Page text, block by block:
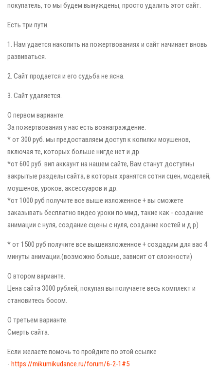
покупатель, то мы будем вынуждены, просто удалить этот сайт.
Есть три пути.
1. Нам удается накопить на пожертвованиях и сайт начинает вновь
развиваться.
2. Сайт продается и его судьба не ясна.
3. Сайт удаляется.
О первом варианте.
За пожертвования у нас есть вознаграждение.
* от 300 руб. мы предоставляем доступ к копилки моушенов,
включая те, которых больше нигде нет и др.
*от 600 руб. вип аккаунт на нашем сайте, Вам станут доступны
закрытые разделы сайта, в которых хранятся сотни сцен, моделей,
моушенов, уроков, аксессуаров и др.
*от 1000 руб получите все выше изложенное + вы сможете
заказывать бесплатно видео уроки по ммд, такие как - создание
анимации с нуля, создание сцены с нуля, создание костей и д.р)
* от 1500 руб получите все вышеизложенное + создадим для вас 4
минуты анимации.(возможно больше, зависит от сложности)
О втором варианте.
Цена сайта 3000 рублей, покупая вы получаете весь комплект и
становитесь босом.
О третьем варианте.
Смерть сайта.
Если желаете помочь то пройдите по этой ссылке
- https://mikumikudance.ru/forum/6-2-1#5